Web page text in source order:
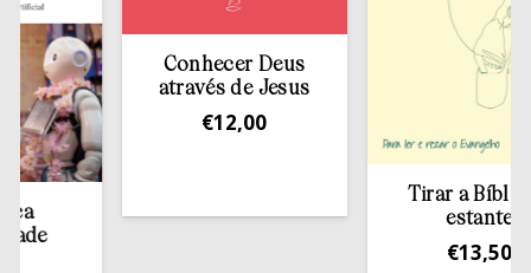
Conhecer Deus
através de Jesus
12,00
Tirar a Bíblia da
estante
13,50